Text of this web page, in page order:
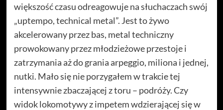
większość czasu odreagowuje na słuchaczach swój
„uptempo, technical metal”. Jest to żywo
akcelerowany przez bas, metal techniczny
prowokowany przez młodzieżowe przestoje i
zatrzymania aż do grania arpeggio, miliona i jednej,
nutki. Mało się nie porzygałem w trakcie tej
intensywnie zbaczającej z toru – podróży. Czy
widok lokomotywy z impetem wdzierającej się w